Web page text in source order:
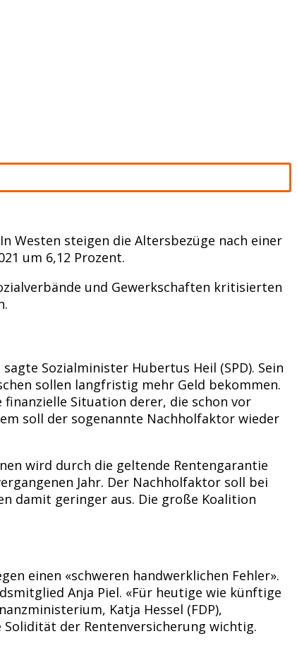
Westen steigen die Altersbezüge nach einer
um 6,12 Prozent.
und Gewerkschaften kritisierten
Sozialminister Hubertus Heil (SPD). Sein
sollen langfristig mehr Geld bekommen.
finanzielle Situation derer, die schon vor
soll der sogenannte Nachholfaktor wieder
wird durch die geltende Rentengarantie
Jahr. Der Nachholfaktor soll bei
damit geringer aus. Die große Koalition
einen «schweren handwerklichen Fehler».
Anja Piel. «Für heutige wie künftige
Katja Hessel (FDP),
der Rentenversicherung wichtig.